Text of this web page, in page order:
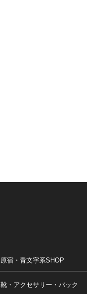
原宿・青文字系SHOP
靴・アクセサリー・バック